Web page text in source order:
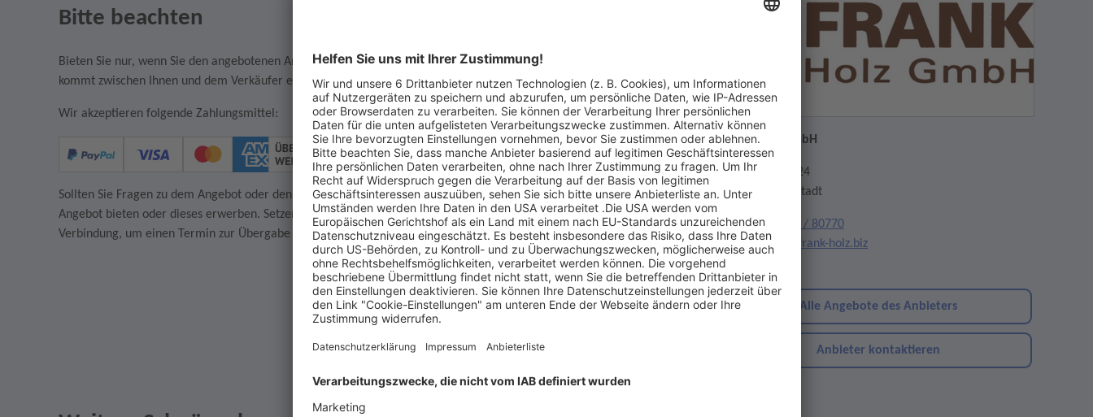
Bitte beachten
Bieten Sie nur, wenn Sie den angebotenen Artikel auch wirklich kaufen möchten. Wenn Sie die Auktion gewinnen, dann
kommt zwischen Ihnen und dem Verkäufer ein rechtsgültiger Vertrag zustande, der Sie zum Kauf verpflichtet.
Wir akzeptieren folgende Zahlungsmittel:
Sollten Sie Fragen zu dem Angebot oder den AGB des Verkäufer haben, dann kontaktieren Sie diesen bevor Sie für das
Angebot bieten oder dieses erwerben. Setzen Sie sich innerhalb von 2 Wochen nach Kauf mit dem Verkäufer in
Verbindung, um einen Termin zur Übergabe des Artikels zu vereinbaren.
Frank Holz GmbH
Baummattstr. 24
79739 Schwörstadt
Telefon:
07762 / 80770
Email:team@frank-holz.biz
Website
Alle Angebote des Anbieters
Anbieter kontaktieren